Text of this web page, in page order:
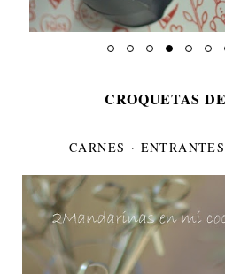
CROQUETAS
CARNES · ENTRANTES